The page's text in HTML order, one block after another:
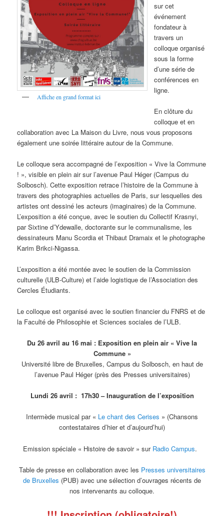
Affiche en grand format ici
sur cet
événement
fondateur à
travers un
colloque organisé
sous la forme
d’une série de
conférences en
ligne.
En clôture du
colloque et en
collaboration avec La Maison du Livre, nous vous proposons
également une soirée littéraire autour de la Commune.
Le colloque sera accompagné de l’exposition « Vive la Commune
! », visible en plein air sur l’avenue Paul Héger (Campus du
Solbosch). Cette exposition retrace l’histoire de la Commune à
travers des photographies actuelles de Paris, sur lesquelles des
artistes ont dessiné les acteurs (imaginaires) de la Commune.
L’exposition a été conçue, avec le soutien du Collectif Krasnyi,
par Sixtine d’Ydewalle, doctorante sur le communalisme, les
dessinateurs Manu Scordia et Thibaut Dramaix et le photographe
Karim Brikci-Nigassa.
L’exposition a été montée avec le soutien de la Commission
culturelle (ULB-Culture) et l’aide logistique de l’Association des
Cercles Étudiants.
Le colloque est organisé avec le soutien financier du FNRS et de
la Faculté de Philosophie et Sciences sociales de l’ULB.
Du 26 avril au 16 mai : Exposition en plein air « Vive la
Commune »
Université libre de Bruxelles, Campus du Solbosch, en haut de
l’avenue Paul Héger (près des Presses universitaires)
Lundi 26 avril : 17h30 – Inauguration de l’exposition
Intermède musical par « Le chant des Cerises » (Chansons
contestataires d’hier et d’aujourd’hui)
Emission spéciale « Histoire de savoir » sur Radio Campus.
Table de presse en collaboration avec les Presses universitaires
de Bruxelles (PUB) avec une sélection d’ouvrages récents de
nos intervenants au colloque.